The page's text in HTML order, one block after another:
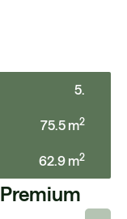
Premium
5.
75.5 m2
62.9 m2